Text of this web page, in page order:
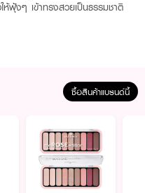
ฟุ้งๆ เข้าทรงสวยเป็นธรรมชาติ
ซื้อสินค้าแบรนด์นี้